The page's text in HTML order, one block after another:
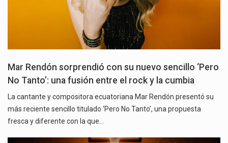
Mar Rendón sorprendió con su nuevo sencillo ‘Pero
No Tanto’: una fusión entre el rock y la cumbia
La cantante y compositora ecuatoriana Mar Rendón presentó su
más reciente sencillo titulado ‘Pero No Tanto’, una propuesta
fresca y diferente con la que…